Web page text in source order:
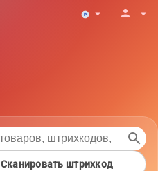
arrow_drop_down person arrow_drop_down
search
Сканировать штрихкод